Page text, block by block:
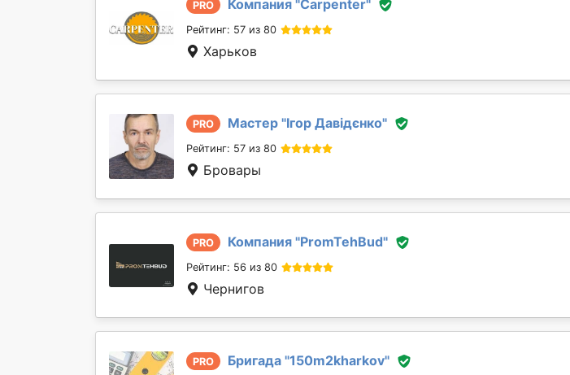
PRO Компания "Сarpenter"
Рейтинг: 57 из 80
Харьков
PRO Мастер "Ігор Давідєнко"
Рейтинг: 57 из 80
Бровары
PRO Компания "PromTehBud"
Рейтинг: 56 из 80
Чернигов
PRO Бригада "150m2kharkov"